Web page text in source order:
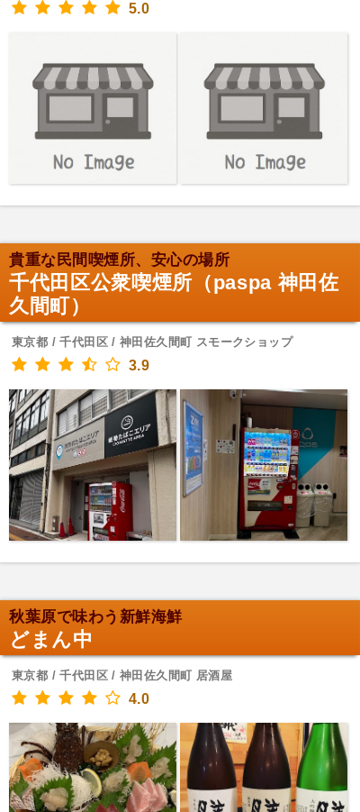
5.0
貴重な民間喫煙所、安心の場所
千代田区公衆喫煙所（paspa 神田佐
久間町）
東京都 / 千代田区 / 神田佐久間町 スモークショップ
3.9
秋葉原で味わう新鮮海鮮
どまん中
東京都 / 千代田区 / 神田佐久間町 居酒屋
4.0